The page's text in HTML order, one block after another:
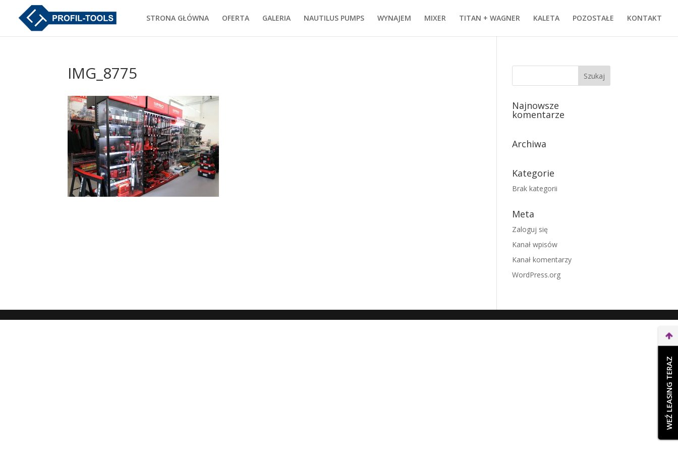
STRONA GŁÓWNA OFERTA GALERIA NAUTILUS PUMPS WYNAJEM MIXER TITAN + WAGNER KALETA POZOSTAŁE KONTAKT
IMG_8775
Najnowsze
komentarze
Archiwa
Kategorie
Brak kategorii
Meta
Zaloguj się
Kanał wpisów
Kanał komentarzy
WordPress.org
WEŹ LEASING TERAZ